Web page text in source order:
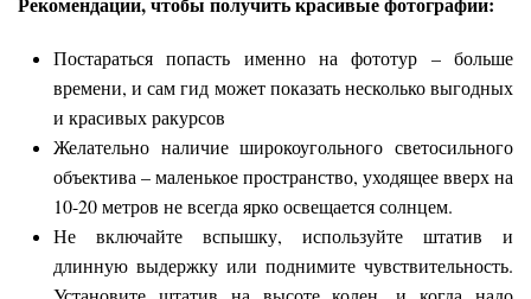
Постараться попасть именно на фототур – больше
времени, и сам гид может показать несколько выгодных
и красивых ракурсов
Желательно наличие широкоугольного светосильного
объектива – маленькое пространство, уходящее вверх на
10-20 метров не всегда ярко освещается солнцем.
Не включайте вспышку, используйте штатив и
длинную выдержку или поднимите чувствительность.